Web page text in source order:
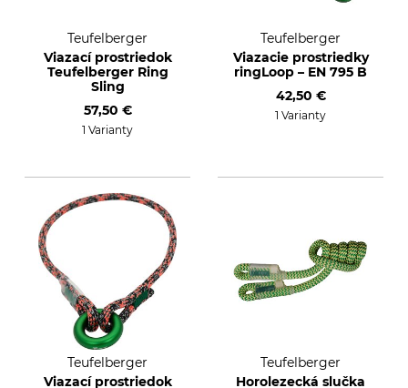
Teufelberger
Viazací prostriedok
Teufelberger Ring
Sling
57,50 €
1 Varianty
Teufelberger
Viazacie prostriedky
ringLoop – EN 795 B
42,50 €
1 Varianty
Teufelberger
Viazací prostriedok
Teufelberger
Horolezecká slučka